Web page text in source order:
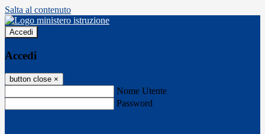
Salta al contenuto
Accedi
Accedi
button close ×
Nome Utente
Password